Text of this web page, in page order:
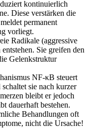
kontinuierlich
Diese verstärken die
permanent
vorliegt.
Radikale (aggressive
Sie greifen den
Gelenkstruktur
NF-κB steuert
sie nach kurzer
bleibt er jedoch
dauerhaft bestehen.
Behandlungen oft
nicht die Ursache!